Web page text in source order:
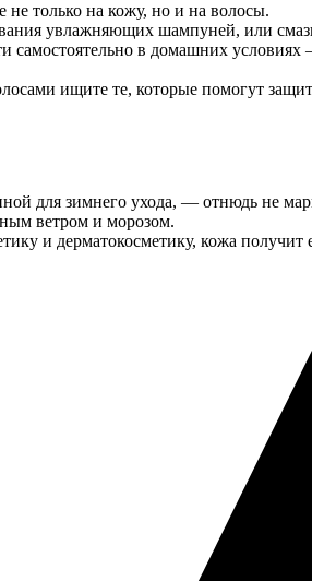
только на кожу, но и на волосы.
увлажняющих шампуней, или
самостоятельно в домашних
ищите те, которые помогут
для зимнего ухода, — отнюдь не
ветром и морозом.
и дерматокосметику, кожа